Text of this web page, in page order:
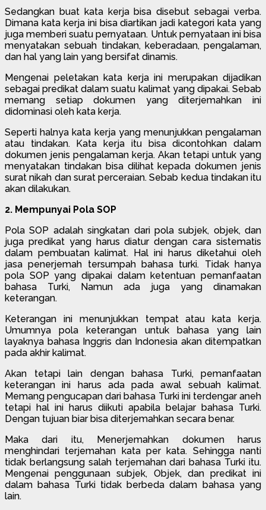
Sedangkan buat kata kerja bisa disebut sebagai verba.
Dimana kata kerja ini bisa diartikan jadi kategori kata yang
juga memberi suatu pernyataan. Untuk pernyataan ini bisa
menyatakan sebuah tindakan, keberadaan, pengalaman,
dan hal yang lain yang bersifat dinamis.
Mengenai peletakan kata kerja ini merupakan dijadikan
sebagai predikat dalam suatu kalimat yang dipakai. Sebab
memang setiap dokumen yang diterjemahkan ini
didominasi oleh kata kerja.
Seperti halnya kata kerja yang menunjukkan pengalaman
atau tindakan. Kata kerja itu bisa dicontohkan dalam
dokumen jenis pengalaman kerja. Akan tetapi untuk yang
menyatakan tindakan bisa dilihat kepada dokumen jenis
surat nikah dan surat perceraian. Sebab kedua tindakan itu
akan dilakukan.
2. Mempunyai Pola SOP
Pola SOP adalah singkatan dari pola subjek, objek, dan
juga predikat yang harus diatur dengan cara sistematis
dalam pembuatan kalimat. Hal ini harus diketahui oleh
jasa penerjemah tersumpah bahasa turki. Tidak hanya
pola SOP yang dipakai dalam ketentuan pemanfaatan
bahasa Turki, Namun ada juga yang dinamakan
keterangan.
Keterangan ini menunjukkan tempat atau kata kerja.
Umumnya pola keterangan untuk bahasa yang lain
layaknya bahasa Inggris dan Indonesia akan ditempatkan
pada akhir kalimat.
Akan tetapi lain dengan bahasa Turki, pemanfaatan
keterangan ini harus ada pada awal sebuah kalimat.
Memang pengucapan dari bahasa Turki ini terdengar aneh
tetapi hal ini harus diikuti apabila belajar bahasa Turki.
Dengan tujuan biar bisa diterjemahkan secara benar.
Maka dari itu, Menerjemahkan dokumen harus
menghindari terjemahan kata per kata. Sehingga nanti
tidak berlangsung salah terjemahan dari bahasa Turki itu.
Mengenai penggunaan subjek, Objek, dan predikat ini
dalam bahasa Turki tidak berbeda dalam bahasa yang
lain.